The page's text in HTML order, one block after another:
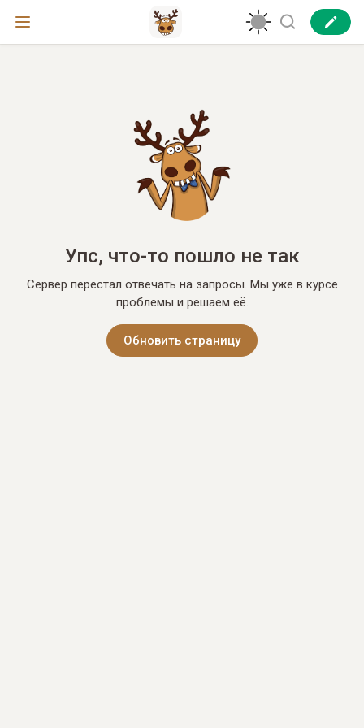
Упс, что-то пошло не так
Сервер перестал отвечать на запросы. Мы уже в курсе
проблемы и решаем её.
Обновить страницу